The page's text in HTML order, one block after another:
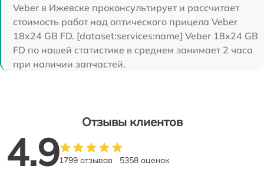
Veber в Ижевске проконсультирует и рассчитает
стоимость работ над оптического прицела Veber
18x24 GB FD. [dataset:services:name] Veber 18x24 GB
FD по нашей статистике в среднем занимает 2 часа
при наличии запчастей.
Отзывы клиентов
4.91799 отзывов 5358 оценок